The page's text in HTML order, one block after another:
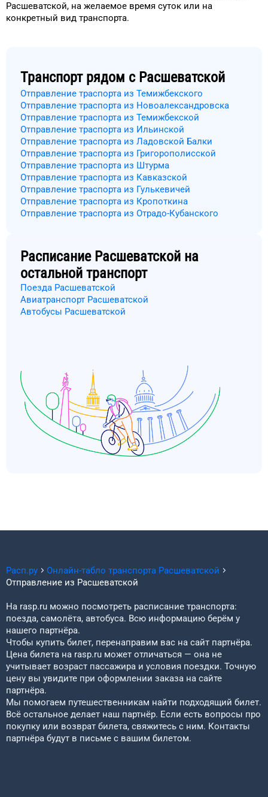
Расшеватской, на желаемое время суток или на
конкретный вид транспорта.
Транспорт рядом с Расшеватской
Отправление траспорта из Темижбекского
Отправление траспорта из Новоалександровска
Отправление траспорта из Темижбекской
Отправление траспорта из Ильинской
Отправление траспорта из Ладовской Балки
Отправление траспорта из Григорополисской
Отправление траспорта из Штурма
Отправление траспорта из Кавказской
Отправление траспорта из Гулькевичей
Отправление траспорта из Кропоткина
Отправление траспорта из Отрадо-Кубанского
Расписание Расшеватской на
остальной транспорт
Поезда Расшеватской
Авиатранспорт Расшеватской
Автобусы Расшеватской
Расп.ру Онлайн-табло транспорта Расшеватской
Отправление из Расшеватской
На rasp.ru можно посмотреть расписание транспорта:
поезда, самолёта, автобуса. Всю информацию берём у
нашего партнёра.
Чтобы купить билет, перенаправим вас на сайт партнёра.
Цена билета на rasp.ru может отличаться — она не
учитывает возраст пассажира и условия поездки. Точную
цену вы увидите при оформлении заказа на сайте
партнёра.
Мы помогаем путешественникам найти подходящий билет.
Всё остальное делает наш партнёр. Если есть вопросы про
покупку или возврат билета, свяжитесь с ним. Контакты
партнёра будут в письме с вашим билетом.